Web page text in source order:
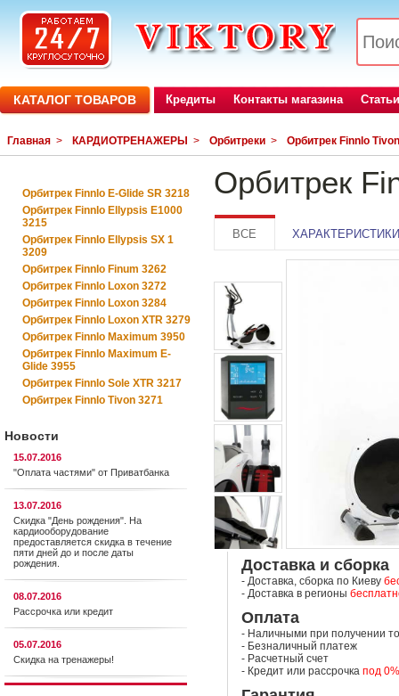
КАТАЛОГ ТОВАРОВ Кредиты Контакты магазина Статьи
Главная > КАРДИОТРЕНАЖЕРЫ > Орбитреки > Орбитрек Finnlo
Орбитрек Finnlo E-Glide SR 3218
Орбитрек Finnlo Ellypsis E1000
3215
Орбитрек Finnlo Ellypsis SX 1
3209
Орбитрек Finnlo Finum 3262
Орбитрек Finnlo Loxon 3272
Орбитрек Finnlo Loxon 3284
Орбитрек Finnlo Loxon XTR 3279
Орбитрек Finnlo Maximum 3950
Орбитрек Finnlo Maximum E-
Glide 3955
Орбитрек Finnlo Sole XTR 3217
Орбитрек Finnlo Tivon 3271
Новости
15.07.2016
"Оплата частями" от Приватбанка
13.07.2016
Скидка "День рождения". На
кардиооборудование
предоставляется cкидка в течение
пяти дней до и после даты
рождения.
08.07.2016
Рассрочка или кредит
05.07.2016
Скидка на тренажеры!
Орбитрек
ВСЕ ХАРАКТЕРИСТИКИ
Доставка и сборка
- Доставка, сборка по Киеву
- Доставка в регионы
Оплата
- Наличными при получении
- Безналичный платеж
- Расчетный счет
- Кредит или рассрочка под 0%